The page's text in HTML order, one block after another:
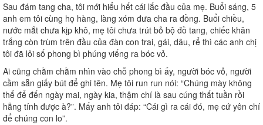
Sau đám tang cha, tôi mới hiểu hết cái lắc đầu của mẹ. Buổi sáng, 5
anh em tôi cùng họ hàng, làng xóm đưa cha ra đồng. Buổi chiều,
nước mắt chưa kịp khô, mẹ tôi chưa trút bỏ bộ đồ tang, chiếc khăn
trắng còn trùm trên đầu của đàn con trai, gái, dâu, rể thì các anh chị
tôi đã lôi số phong bì phúng viếng ra bóc vỏ.
Ai cũng chằm chằm nhìn vào chỗ phong bì ấy, người bóc vỏ, người
cầm sẵn giấy bút để ghi tên. Mẹ tôi run run nói: “Chúng mày không
thể để đến ngày mai, ngày kia, thậm chí là sau cúng thất tuần rồi
hẵng tính được à?”. Mấy anh tôi đáp: “Cái gì ra cái đó, mẹ cứ yên chí
để chúng con lo”.